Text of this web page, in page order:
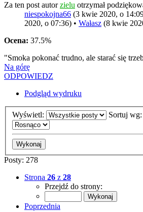
Za ten post autorzielu otrzymał
niespokojna66 (3 kwie 2020, o
2020, o 07:36) • Wałasz (8 kwie
Ocena: 37.5%
"Smoka pokonać trudno, ale starać się
Na górę
ODPOWIEDZ
Podgląd wydruku
Wyświetl: Sortuj wg:
Posty: 278
Strona 26 z 28
Przejdź do strony:
Poprzednia